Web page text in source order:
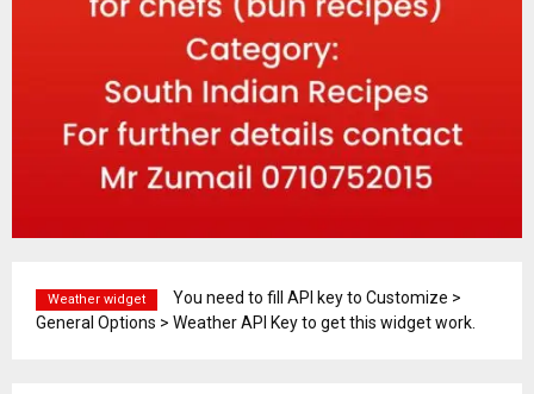
Weather widget
You need to fill API key to Customize >
General Options > Weather API Key to get this widget work.